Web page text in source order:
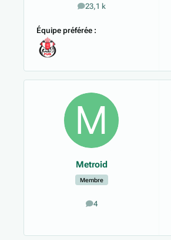
23,1 k
messages
Équipe préférée :
Metroid
Membre
4
messages